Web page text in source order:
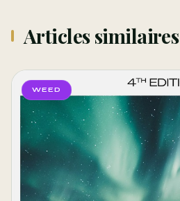
Articles similaires
WEED